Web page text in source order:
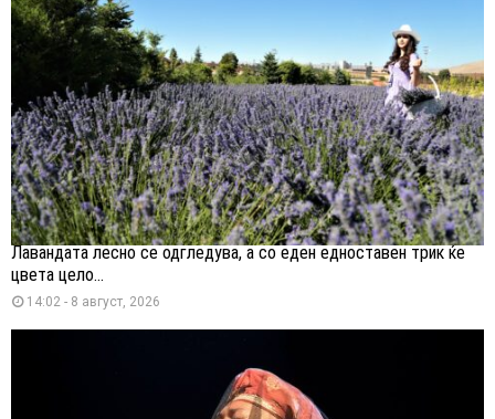
Лавандата лесно се одгледува, а со еден едноставен трик ќе
цвета цело...
14:02 - 8 август, 2026